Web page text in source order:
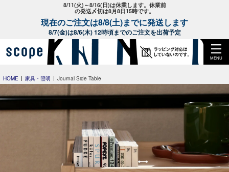
8/11(火)～8/16(日)は休業します。休業前
の発送〆切は8月8日15時です。
現在のご注文は8/8(土)までに発送します
8/7(金)は8/6(木) 12時頃までのご注文を出荷予定
MENU
HOME 家具・照明 Journal Side Table